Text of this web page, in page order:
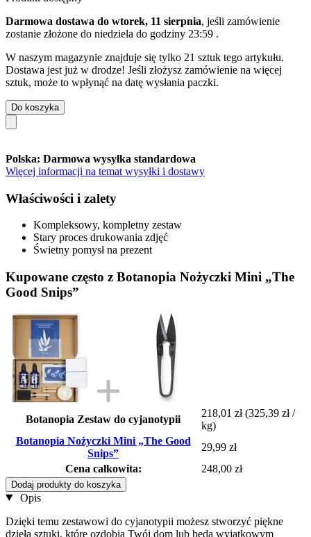
Darmowa dostawa do wtorek, 11 sierpnia, jeśli zamówienie
zostanie złożone do niedziela do godziny 23:59 .
W naszym magazynie znajduje się tylko 21 sztuk tego artykułu.
Dostawa jest już w drodze! Jeśli złożysz zamówienie na więcej
sztuk, może to wpłynąć na datę wysłania paczki.
Do koszyka
Polska: Darmowa wysyłka standardowa
Więcej informacji na temat wysyłki i dostawy
Właściwości i zalety
Kompleksowy, kompletny zestaw
Stary proces drukowania zdjęć
Świetny pomysł na prezent
Kupowane często z Botanopia Nożyczki Mini „The
Good Snips”
Botanopia Zestaw do cyjanotypii
218,01 zł (325,39 zł /
kg)
Botanopia Nożyczki Mini „The Good
Snips”
29,99 zł
Cena całkowita:
248,00 zł
Dodaj produkty do koszyka
Opis
Dzięki temu zestawowi do cyjanotypii możesz stworzyć piękne
dzieła sztuki, które ozdobią Twój dom lub będą wyjątkowym